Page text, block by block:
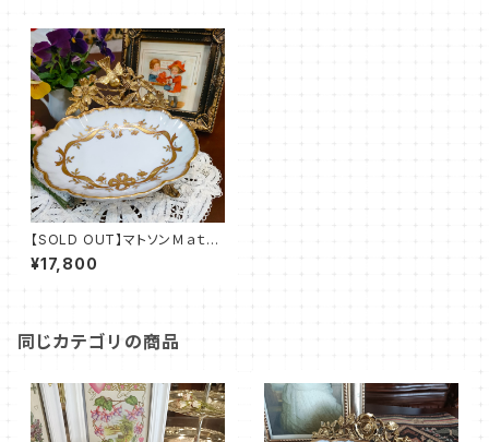
【SOLD OUT】マトソンＭａｔｓ
ｏｎゴールド・ソープディッシュ
（MT0016）
¥17,800
同じカテゴリの商品